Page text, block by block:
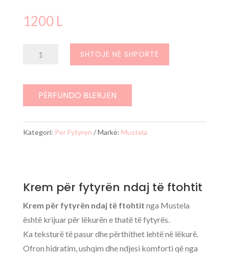
1200 L
fytyrën
ndaj
të
ftohtit
SHTOJE NË SHPORTË
PËRFUNDO BLERJEN
Kategori: Per Fytyren Markë: Mustela
Krem për fytyrën ndaj të ftohtit
Krem për fytyrën ndaj të ftohtit nga Mustela
është krijuar për lëkurën e thatë të fytyrës.
Ka teksturë të pasur dhe përthithet lehtë në lëkurë.
Ofron hidratim, ushqim dhe ndjesi komforti që nga